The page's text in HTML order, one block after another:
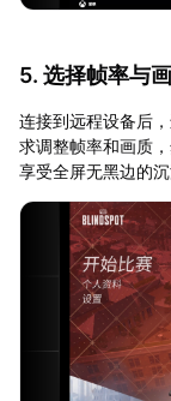
5. 选择帧率与
连接到远程设备后
求调整帧率和画质
享受全屏无黑边的沉